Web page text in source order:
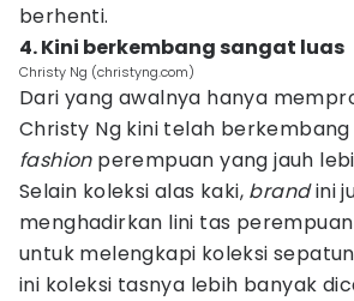
berhenti.
4. Kini berkembang sangat luas
Christy Ng (christyng.com)
Dari yang awalnya hanya
Christy Ng kini telah
fashionperempuan yang jauh
Selain koleksi alas kaki, brandini
menghadirkan lini tas
untuk melengkapi koleksi
ini koleksi tasnya lebih banyak